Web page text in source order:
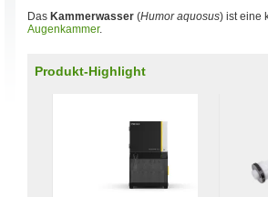
Das Kammerwasser (Humor aquosus) ist eine
Augenkammer.
Produkt-Highlight